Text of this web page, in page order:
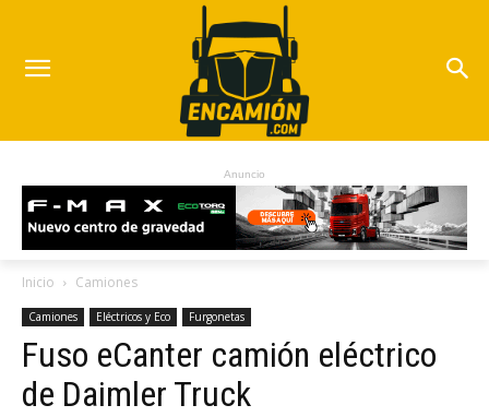
Anuncio
Inicio Camiones
Camiones Eléctricos y Eco Furgonetas
Fuso eCanter camión eléctrico
de Daimler Truck